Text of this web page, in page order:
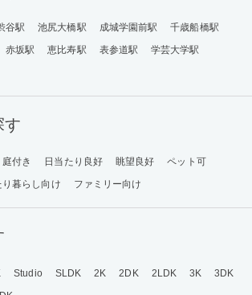
谷駅 池尻大橋駅 成城学園前駅
千歳船橋駅
赤坂駅 恵比寿駅 表参道駅
学芸大学駅
す
庭付き 日当たり良好 眺望良好
ペット可
り暮らし向け ファミリー向け
Studio SLDK 2K 2DK 2LDK 3K
3DK